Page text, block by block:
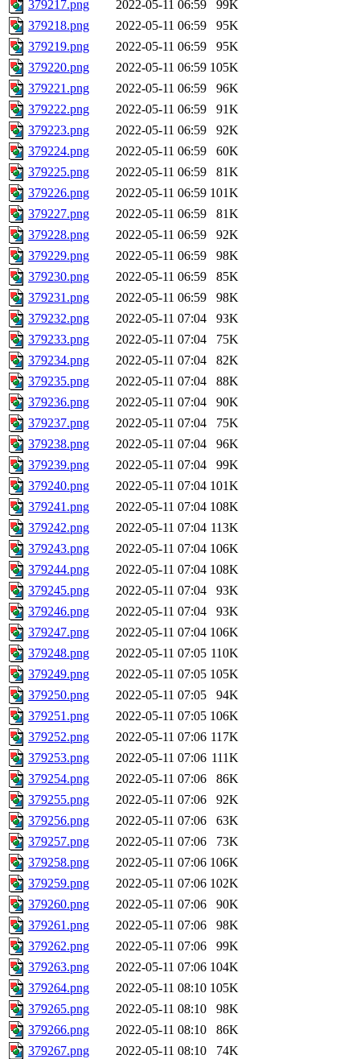
379217.png 2022-05-11 06:59
99K
379218.png
2022-05-11 06:59
95K
379219.png
2022-05-11 06:59
95K
379220.png
2022-05-11 06:59 105K
379221.png
2022-05-11 06:59
96K
379222.png
2022-05-11 06:59
91K
379223.png
2022-05-11 06:59
92K
379224.png
2022-05-11 06:59
60K
379225.png
2022-05-11 06:59
81K
379226.png
2022-05-11 06:59 101K
379227.png
2022-05-11 06:59
81K
379228.png
2022-05-11 06:59
92K
379229.png
2022-05-11 06:59
98K
379230.png
2022-05-11 06:59
85K
379231.png
2022-05-11 06:59
98K
379232.png
2022-05-11 07:04
93K
379233.png
2022-05-11 07:04
75K
379234.png
2022-05-11 07:04
82K
379235.png
2022-05-11 07:04
88K
379236.png
2022-05-11 07:04
90K
379237.png
2022-05-11 07:04
75K
379238.png
2022-05-11 07:04
96K
379239.png
2022-05-11 07:04
99K
379240.png
2022-05-11 07:04 101K
379241.png
2022-05-11 07:04 108K
379242.png
2022-05-11 07:04 113K
379243.png
2022-05-11 07:04 106K
379244.png
2022-05-11 07:04 108K
379245.png
2022-05-11 07:04
93K
379246.png
2022-05-11 07:04
93K
379247.png
2022-05-11 07:04 106K
379248.png
2022-05-11 07:05 110K
379249.png
2022-05-11 07:05 105K
379250.png
2022-05-11 07:05
94K
379251.png
2022-05-11 07:05 106K
379252.png
2022-05-11 07:06 117K
379253.png
2022-05-11 07:06 111K
379254.png
2022-05-11 07:06
86K
379255.png
2022-05-11 07:06
92K
379256.png
2022-05-11 07:06
63K
379257.png
2022-05-11 07:06
73K
379258.png
2022-05-11 07:06 106K
379259.png
2022-05-11 07:06 102K
379260.png
2022-05-11 07:06
90K
379261.png
2022-05-11 07:06
98K
379262.png
2022-05-11 07:06
99K
379263.png
2022-05-11 07:06 104K
379264.png
2022-05-11 08:10 105K
379265.png
2022-05-11 08:10
98K
379266.png
2022-05-11 08:10
86K
379267.png
2022-05-11 08:10
74K